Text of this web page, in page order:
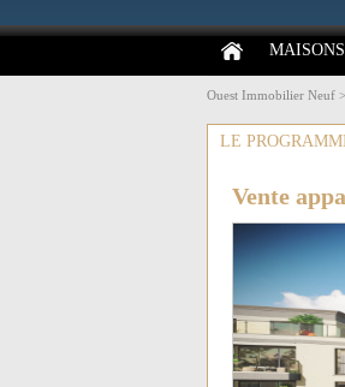
MAISONS
Ouest Immobilier Neuf >
LE
Vente